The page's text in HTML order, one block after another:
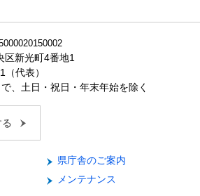
新光町4番地1
代表）
、土日・祝日・年末年始を除く
県庁舎のご案内
メンテナンス